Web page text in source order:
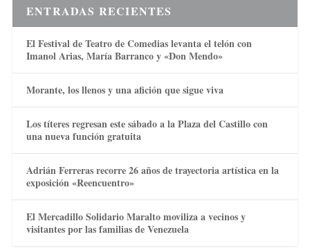
ENTRADAS RECIENTES
El Festival de Teatro de Comedias levanta el telón con
Imanol Arias, María Barranco y «Don Mendo»
Morante, los llenos y una afición que sigue viva
Los títeres regresan este sábado a la Plaza del Castillo con
una nueva función gratuita
Adrián Ferreras recorre 26 años de trayectoria artística en la
exposición «Reencuentro»
El Mercadillo Solidario Maralto moviliza a vecinos y
visitantes por las familias de Venezuela